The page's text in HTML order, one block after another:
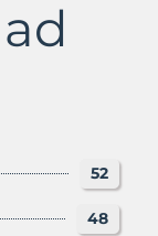
52
48